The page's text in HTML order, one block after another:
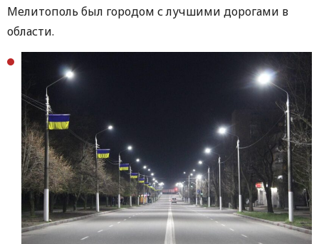
Мелитополь был городом с лучшими дорогами в
области.